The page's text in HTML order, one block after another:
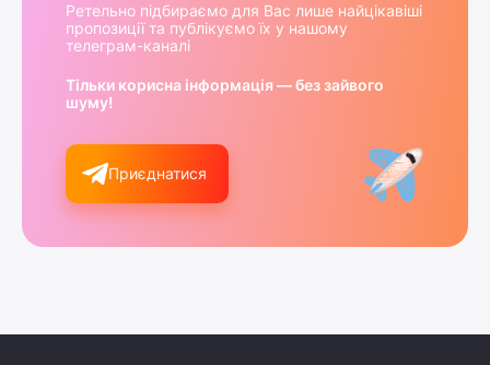
Ретельно підбираємо для Вас лише найцікавіші
пропозиції та публікуємо їх у нашому
телеграм-каналі
Тільки корисна інформація — без зайвого
шуму!
Приєднатися